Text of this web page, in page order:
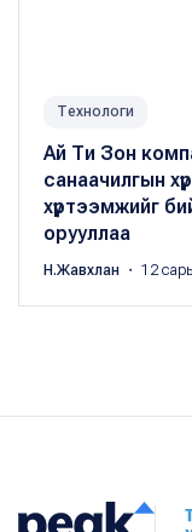
Технологи
Ай Ти Зон
санаачилгын
хүртээмжийг
орууллаа
Н.Жавхлан ・ 12